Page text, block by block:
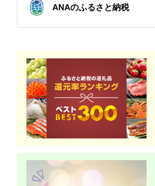
出典：ふるさとチョイ
ス
佐賀県 伊万里市
【伊万里焼】ブルーレ
出典：楽天ふるさと納
沖縄県 うるま市
ANAのふるさと納税